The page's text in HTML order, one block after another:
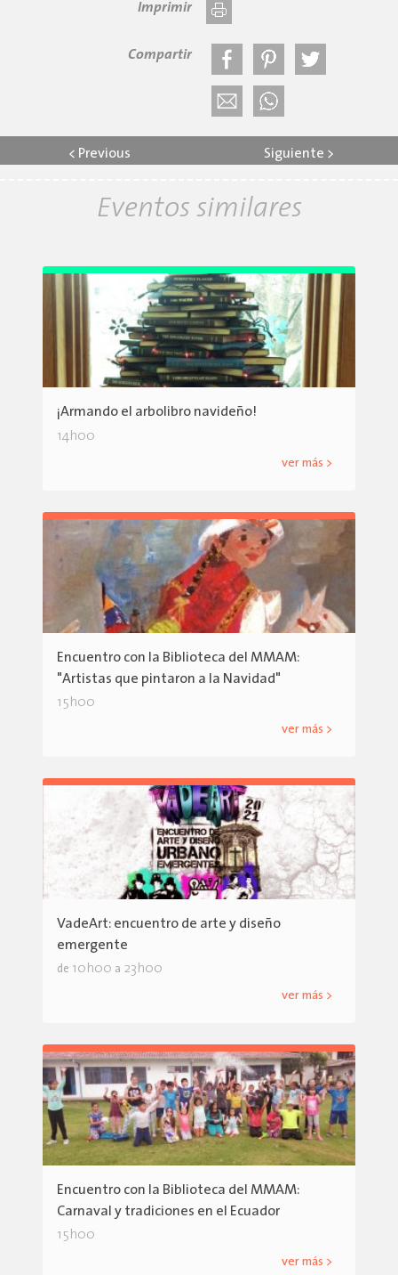
Imprimir
Compartir
< Previous Siguiente >
Eventos similares
¡Armando el arbolibro navideño!
14h00
ver más >
Encuentro con la Biblioteca del MMAM:
"Artistas que pintaron a la Navidad"
15h00
ver más >
VadeArt: encuentro de arte y diseño
emergente
de 10h00 a 23h00
ver más >
Encuentro con la Biblioteca del MMAM:
Carnaval y tradiciones en el Ecuador
15h00
ver más >